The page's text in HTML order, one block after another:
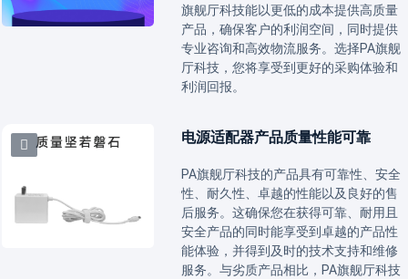
旗舰厅科技能以更低的成本提供高质量
产品，确保客户的利润空间，同时提供
专业咨询和高效物流服务。选择PA旗舰
厅科技，您将享受到更好的采购体验和
利润回报。
电源适配器产品质量性能可靠
PA旗舰厅科技的产品具有可靠性、安全
性、耐久性、卓越的性能以及良好的售
后服务。这确保您在获得可靠、耐用且
安全产品的同时能享受到卓越的产品性
能体验，并得到及时的技术支持和维修
服务。与劣质产品相比，PA旗舰厅科技